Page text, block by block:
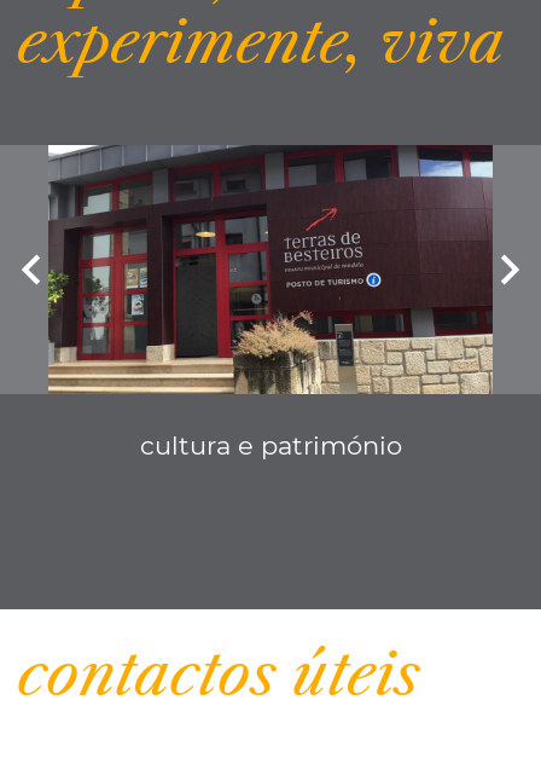
experimente, viva
cultura e património
contactos úteis